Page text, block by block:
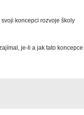
koncepci rozvoje školy
je-li a jak tato koncepce